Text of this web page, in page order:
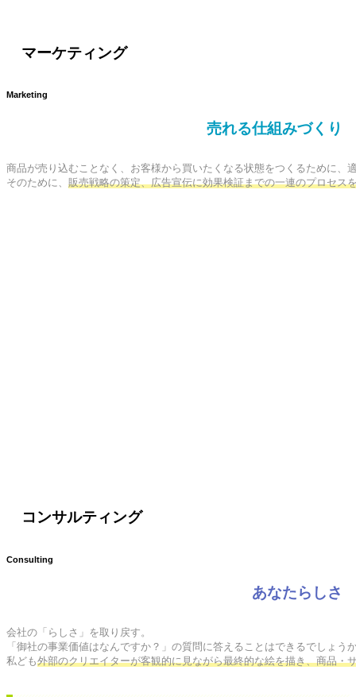
マーケティング
Marketing
売れる仕組みづくり
商品が売り込むことなく、お客様から買いたくなる状態をつくるために
そのために、 販売戦略の策定、広告宣伝に効果検証までの一連のプロセス
コンサルティング
Consulting
あなたらしさ
会社の「らしさ」を取り戻す。
「御社の事業価値はなんですか？」の質問に答えることはできるでしょう
私ども外部のクリエイターが客観的に見ながら最終的な絵を描き、商品・